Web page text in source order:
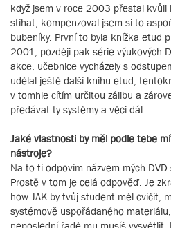
když jsem v roce 2003 přestal
stíhat, kompenzoval jsem si to
bubeníky. První to byla knížka etud
2001, později pak série výukových
akce, učebnice vycházely s
udělal ještě další knihu etud,
v tomhle cítím určitou zálibu a
předávat ty systémy a věci dál.
Jaké vlastnosti by měl podle tebe
nástroje?
Na to ti odpovím názvem mých
Prostě v tom je celá odpověď. Je
how JAK by tvůj student měl cvičit,
systémově uspořádaného
neposlední řadě mu musíš vysvětlit,